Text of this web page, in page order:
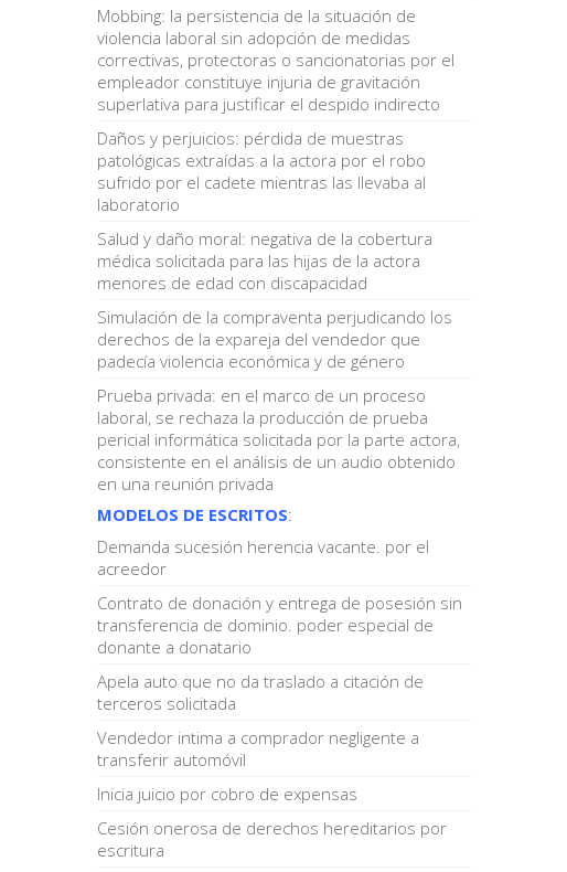
Mobbing: la persistencia de la situación de
violencia laboral sin adopción de medidas
correctivas, protectoras o sancionatorias por el
empleador constituye injuria de gravitación
superlativa para justificar el despido indirecto
Daños y perjuicios: pérdida de muestras
patológicas extraídas a la actora por el robo
sufrido por el cadete mientras las llevaba al
laboratorio
Salud y daño moral: negativa de la cobertura
médica solicitada para las hijas de la actora
menores de edad con discapacidad
Simulación de la compraventa perjudicando los
derechos de la expareja del vendedor que
padecía violencia económica y de género
Prueba privada: en el marco de un proceso
laboral, se rechaza la producción de prueba
pericial informática solicitada por la parte actora,
consistente en el análisis de un audio obtenido
en una reunión privada
MODELOS DE ESCRITOS:
Demanda sucesión herencia vacante. por el
acreedor
Contrato de donación y entrega de posesión sin
transferencia de dominio. poder especial de
donante a donatario
Apela auto que no da traslado a citación de
terceros solicitada
Vendedor intima a comprador negligente a
transferir automóvil
Inicia juicio por cobro de expensas
Cesión onerosa de derechos hereditarios por
escritura